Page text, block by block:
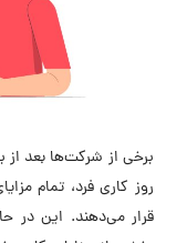
برخی از شرکت‌ها بعد از
روز کاری فرد، تمام
قرار می‌دهند. این در